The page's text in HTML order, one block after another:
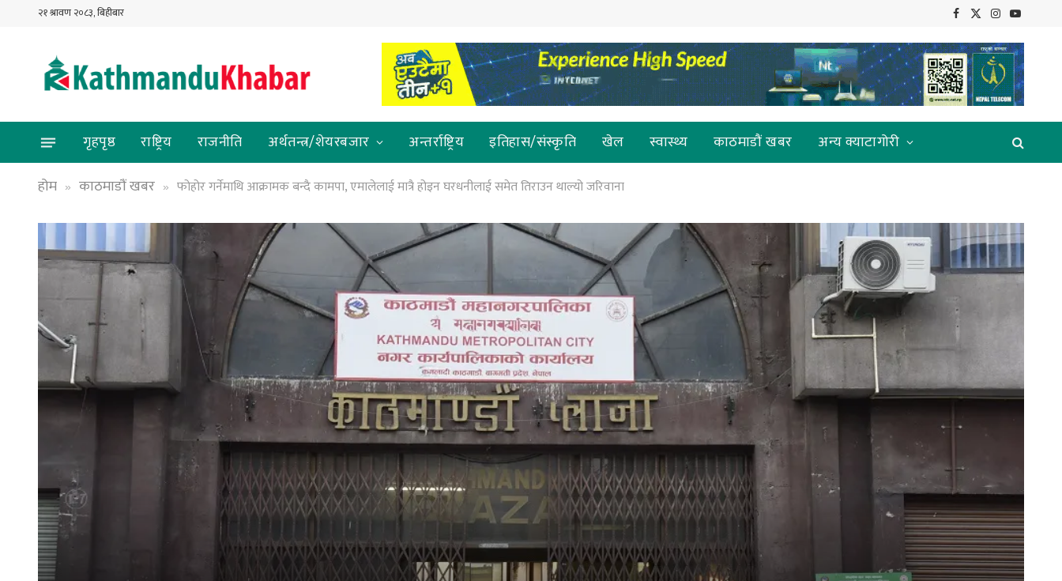
२१ श्रावण २०८३, बिहीबार Facebook
X
Instagram
YouTube
गृहपृष्ठ राष्ट्रिय राजनीति अर्थतन्त्र/शेयरबजार अन्तर्राष्ट्रिय इतिहास/संस्कृति खेल स्वास्थ्य काठमाडौं खबर
अन्य क्याटागोरी
होम
» काठमाडौं खबर » फोहोर गर्नेमाथि आक्रामक बन्दै कामपा, एमालेलाई मात्रै होइन घरधनीलाई समेत तिराउन थाल्यो जरिवाना